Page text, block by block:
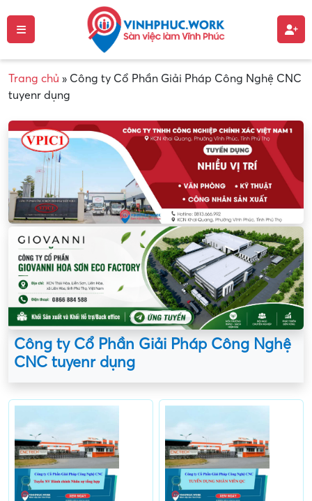
Trang chủ » Công ty Cổ Phần Giải Pháp Công Nghệ CNC
tuyenr dụng
Công ty Cổ Phần Giải Pháp Công Nghệ
CNC tuyenr dụng